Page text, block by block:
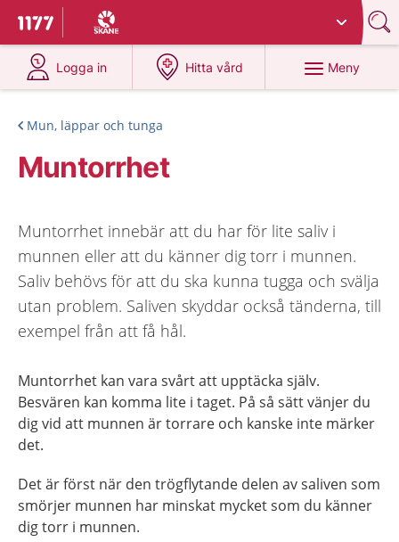
Till startsidan för 1177
Du har valt region
Logga in
på 1177.se
Hitta vård
på 1177.se
Meny
Mun, läppar och tunga
Muntorrhet
Muntorrhet innebär att du har för lite saliv i
munnen eller att du känner dig torr i munnen.
Saliv behövs för att du ska kunna tugga och svälja
utan problem. Saliven skyddar också tänderna, till
exempel från att få hål.
Muntorrhet kan vara svårt att upptäcka själv.
Besvären kan komma lite i taget. På så sätt vänjer du
dig vid att munnen är torrare och kanske inte märker
det.
Det är först när den trögflytande delen av saliven som
smörjer munnen har minskat mycket som du känner
dig torr i munnen.